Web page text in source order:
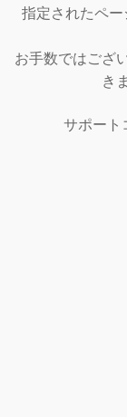
指定されたペ
お手数ではござ
き
サポート